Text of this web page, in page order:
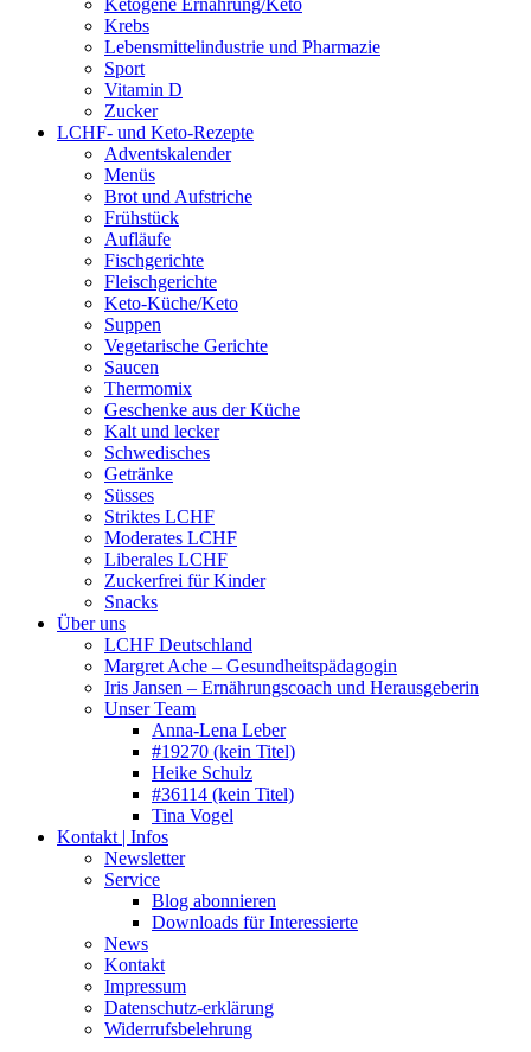
Ketogene Ernährung/Keto
Krebs
Lebensmittelindustrie und Pharmazie
Sport
Vitamin D
Zucker
LCHF- und Keto-Rezepte
Adventskalender
Menüs
Brot und Aufstriche
Frühstück
Aufläufe
Fischgerichte
Fleischgerichte
Keto-Küche/Keto
Suppen
Vegetarische Gerichte
Saucen
Thermomix
Geschenke aus der Küche
Kalt und lecker
Schwedisches
Getränke
Süsses
Striktes LCHF
Moderates LCHF
Liberales LCHF
Zuckerfrei für Kinder
Snacks
Über uns
LCHF Deutschland
Margret Ache – Gesundheitspädagogin
Iris Jansen – Ernährungscoach und Herausgeberin
Unser Team
Anna-Lena Leber
#19270 (kein Titel)
Heike Schulz
#36114 (kein Titel)
Tina Vogel
Kontakt | Infos
Newsletter
Service
Blog abonnieren
Downloads für Interessierte
News
Kontakt
Impressum
Datenschutz-erklärung
Widerrufsbelehrung